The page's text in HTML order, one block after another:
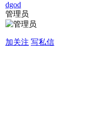
dgod
管理员
加关注 写私信